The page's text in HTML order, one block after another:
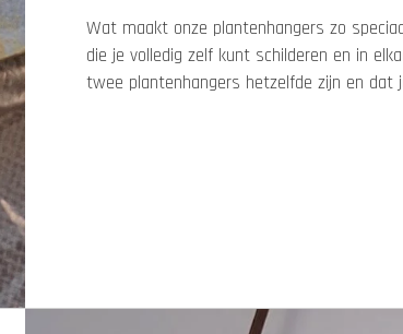
Wat maakt onze plantenhangers zo
die je volledig zelf kunt schilderen en in
twee plantenhangers hetzelfde zijn en dat